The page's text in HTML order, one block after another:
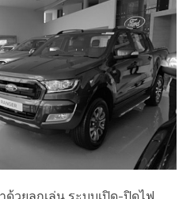
วยลูกเล่น ระบบเปิด-ปิดไฟ